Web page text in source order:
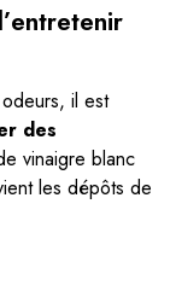
il est
des
vinaigre blanc
les dépôts de